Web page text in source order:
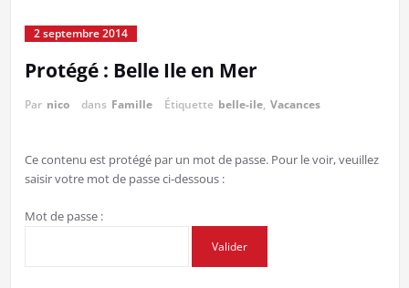
2 septembre 2014
Protégé : Belle Ile en Mer
Par nico dans Famille Étiquette belle-ile, Vacances
Ce contenu est protégé par un mot de passe. Pour le voir, veuillez
saisir votre mot de passe ci-dessous :
Mot de passe :